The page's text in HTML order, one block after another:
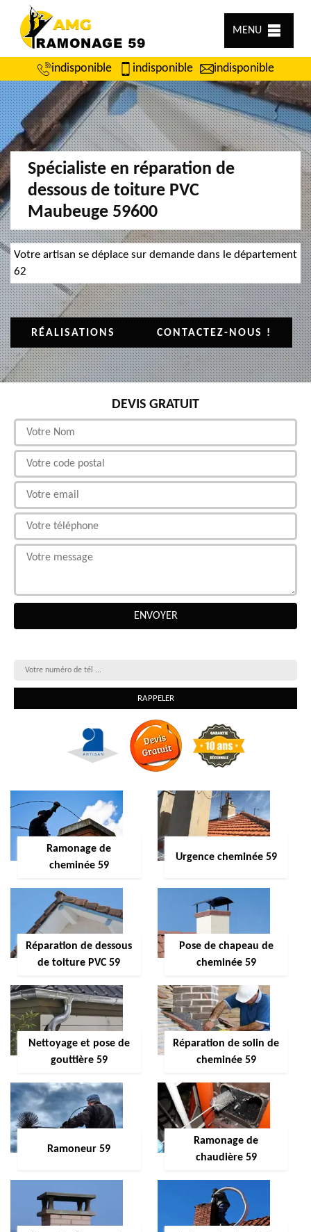
MENU
indisponible indisponible indisponible
Spécialiste en réparation de
dessous de toiture PVC
Maubeuge 59600
Votre artisan se déplace sur demande dans le département
62
RÉALISATIONS CONTACTEZ-NOUS !
DEVIS GRATUIT
Ramonage de
cheminée 59
Urgence cheminée 59
Réparation de dessous
de toiture PVC 59
Pose de chapeau de
cheminée 59
Nettoyage et pose de
gouttière 59
Réparation de solin de
cheminée 59
Ramoneur 59
Ramonage de
chaudière 59